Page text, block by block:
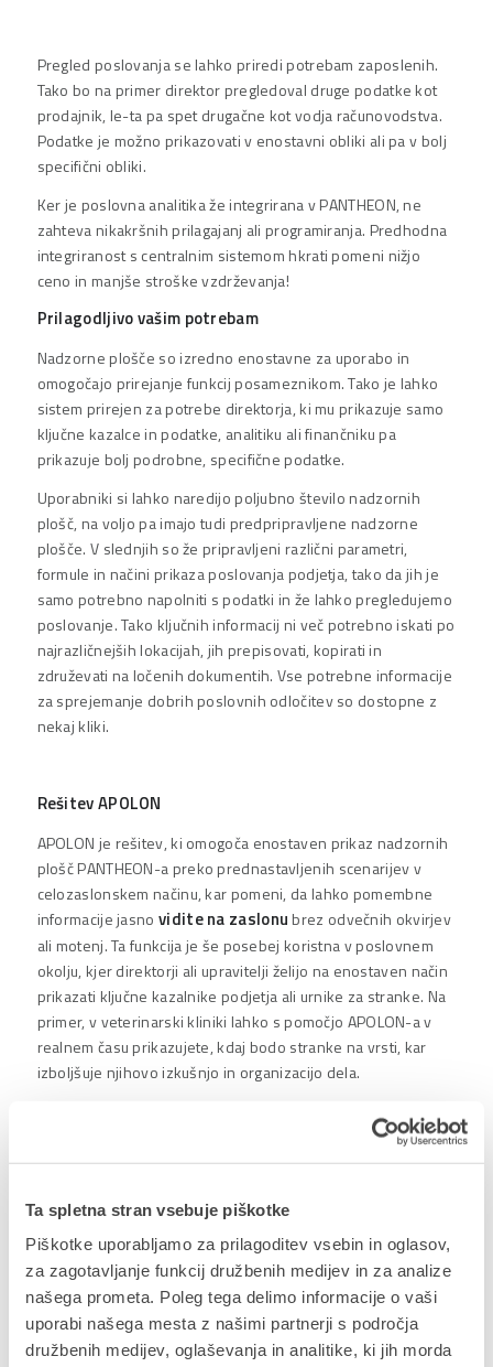
Ta spletna stran vsebuje piškotke
Piškotke uporabljamo za prilagoditev vsebin in oglasov,
za zagotavljanje funkcij družbenih medijev in za analize
našega prometa. Poleg tega delimo informacije o vaši
uporabi našega mesta z našimi partnerji s področja
družbenih medijev, oglaševanja in analitike, ki jih morda
Pregled poslovanja se lahko priredi potrebam zaposlenih.
Tako bo na primer direktor pregledoval druge podatke kot
prodajnik, le-ta pa spet drugačne kot vodja računovodstva.
Podatke je možno prikazovati v enostavni obliki ali pa v bolj
specifični obliki.
Ker je poslovna analitika že integrirana v PANTHEON, ne
zahteva nikakršnih prilagajanj ali programiranja. Predhodna
integriranost s centralnim sistemom hkrati pomeni nižjo
ceno in manjše stroške vzdrževanja!
Prilagodljivo vašim potrebam
Nadzorne plošče so izredno enostavne za uporabo in
omogočajo prirejanje funkcij posameznikom. Tako je lahko
sistem prirejen za potrebe direktorja, ki mu prikazuje samo
ključne kazalce in podatke, analitiku ali finančniku pa
prikazuje bolj podrobne, specifične podatke.
Uporabniki si lahko naredijo poljubno število nadzornih
plošč, na voljo pa imajo tudi predpripravljene nadzorne
plošče. V slednjih so že pripravljeni različni parametri,
formule in načini prikaza poslovanja podjetja, tako da jih je
samo potrebno napolniti s podatki in že lahko pregledujemo
poslovanje. Tako ključnih informacij ni več potrebno iskati po
najrazličnejših lokacijah, jih prepisovati, kopirati in
združevati na ločenih dokumentih. Vse potrebne informacije
za sprejemanje dobrih poslovnih odločitev so dostopne z
nekaj kliki.
Rešitev APOLON
APOLON je rešitev, ki omogoča enostaven prikaz nadzornih
plošč PANTHEON-a preko prednastavljenih scenarijev v
celozaslonskem načinu, kar pomeni, da lahko pomembne
informacije jasno vidite na zaslonu brez odvečnih okvirjev
ali motenj. Ta funkcija je še posebej koristna v poslovnem
okolju, kjer direktorji ali upravitelji želijo na enostaven način
prikazati ključne kazalnike podjetja ali urnike za stranke. Na
primer, v veterinarski kliniki lahko s pomočjo APOLON-a v
realnem času prikazujete, kdaj bodo stranke na vrsti, kar
izboljšuje njihovo izkušnjo in organizacijo dela.
Web, kar omogoča, da lahko prilagojene nadzorne plošče in
urnike dostopate preko spletnega brskalnika na katerem
uporabno za tiste, ki želijo dostopati do svojih podatkov na
poti ali zunaj pisarne.
Licenciranje APOLON-a je prilagodljivo in ga je mogoče
kombinirati z različnimi licencami PANTHEON-a, kar omogoča,
da lahko vsako podjetje prilagodi svoje potrebe.